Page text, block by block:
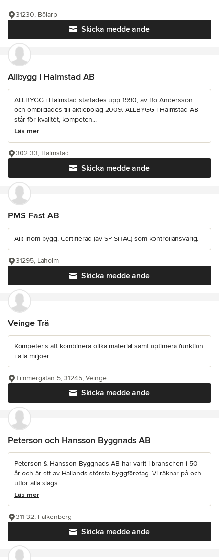
Skicka meddelande
31230, Bölarp
Allbygg i Halmstad AB
ALLBYGG i Halmstad startades upp 1990, av Bo Andersson
och ombildades till aktiebolag 2009. ALLBYGG i Halmstad AB
står för kvalitét, kompeten...
Läs mer
Skicka meddelande
302 33, Halmstad
PMS Fast AB
Allt inom bygg. Certifierad (av SP SITAC) som kontrollansvarig.
Skicka meddelande
31295, Laholm
Veinge Trä
Kompetens att kombinera olika material samt optimera funktion
i alla miljöer.
Skicka meddelande
Timmergatan 5, 31245, Veinge
Peterson och Hansson Byggnads AB
Peterson & Hansson Byggnads AB har varit i branschen i 50
år och är ett av Hallands största byggföretag. Vi räknar på och
utför alla slags...
Läs mer
Skicka meddelande
311 32, Falkenberg